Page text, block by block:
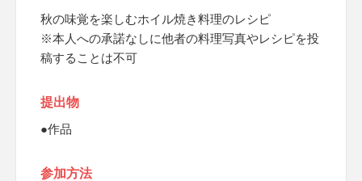
秋の味覚を楽しむホイル焼き料理のレシピ
※本人への承諾なしに他者の料理写真やレシピを投
稿することは不可
提出物
●作品
参加方法